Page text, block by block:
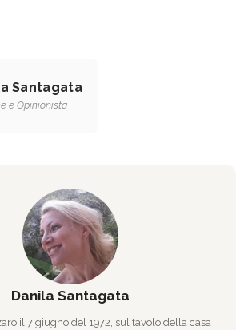
Santagata
e Opinionista
Danila Santagata
il 7 giugno del 1972, sul tavolo della casa